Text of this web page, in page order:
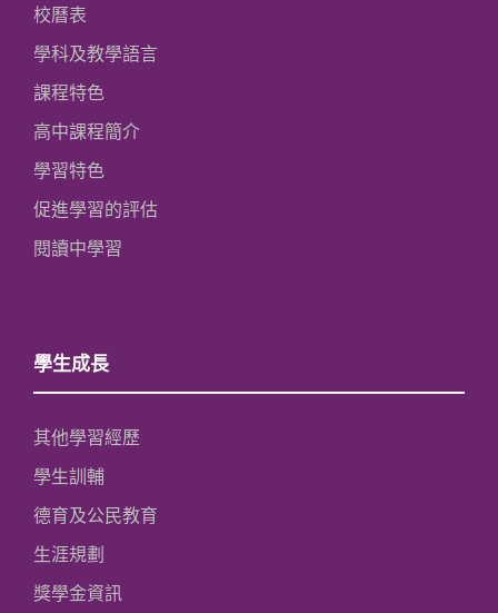
校曆表
學科及教學語言
課程特色
高中課程簡介
學習特色
促進學習的評估
閱讀中學習
學生成長
其他學習經歷
學生訓輔
德育及公民教育
生涯規劃
獎學金資訊